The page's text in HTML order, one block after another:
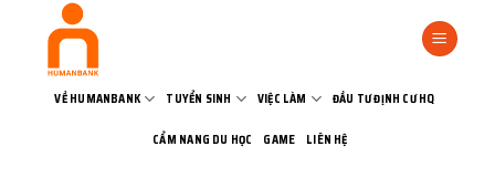
VỀ HUMANBANK TUYỂN SINH VIỆC LÀM ĐẦU TƯ ĐỊNH CƯ HQ
CẨM NANG DU HỌC GAME LIÊN HỆ